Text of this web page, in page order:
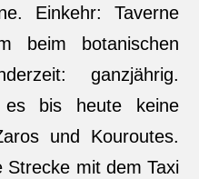
Einkehr: Taverne
beim botanischen
ganzjährig.
es bis heute keine
und Kouroutes.
mit dem Taxi